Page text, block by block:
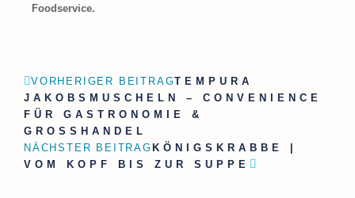
Foodservice.
VORHERIGER BEITRAGTEMPURA
JAKOBSMUSCHELN – CONVENIENCE
FÜR GASTRONOMIE &
GROSSHANDEL
NÄCHSTER BEITRAG KÖNIGSKRABBE |
VOM KOPF BIS ZUR SUPPE